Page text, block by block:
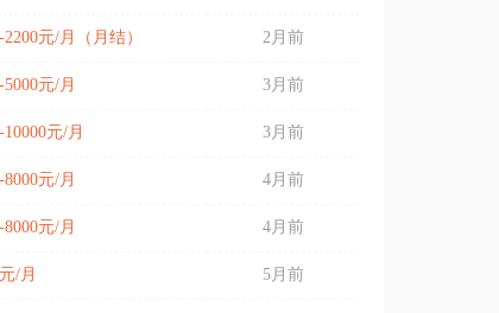
2200元/月（月结） 2月前
5000元/月 3月前
10000元/月 3月前
8000元/月 4月前
8000元/月 4月前
/月 5月前